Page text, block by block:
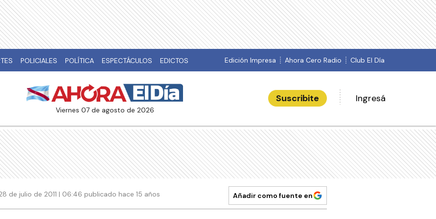
POLICIALES POLÍTICA ESPECTÁCULOS EDICTOS Edición Impresa Ahora Cero Radio Club El Día
viernes 07 de agosto de 2026
Suscribite Ingresá
de julio de 2011 | 06:46 publicado hace 15 años Añadir como fuente en